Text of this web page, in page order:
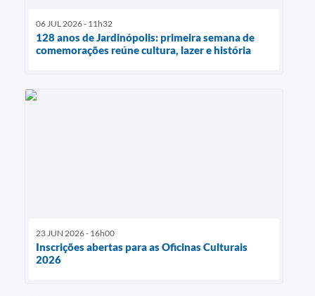
06 JUL 2026 - 11h32
128 anos de Jardinópolis: primeira semana de
comemorações reúne cultura, lazer e história
23 JUN 2026 - 16h00
Inscrições abertas para as Oficinas Culturais
2026